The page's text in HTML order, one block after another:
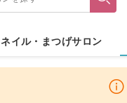
ネイル・まつげサロン